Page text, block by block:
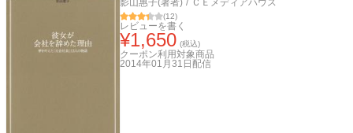
影山惠子(著者) / ＣＥメディアハウス
(12)
レビューを書く
¥1,650 (税込)
クーポン利用対象商品
2014年01月31日 配信